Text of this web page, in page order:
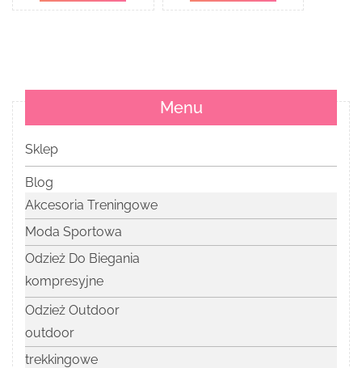
Menu
Sklep
Blog
Akcesoria Treningowe
Moda Sportowa
Odzież Do Biegania
kompresyjne
Odzież Outdoor
outdoor
trekkingowe